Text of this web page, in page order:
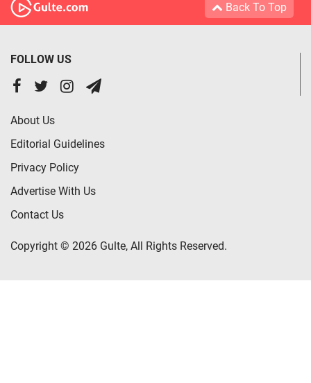
Back To Top
FOLLOW US
About Us
Editorial Guidelines
Privacy Policy
Advertise With Us
Contact Us
Copyright © 2026 Gulte, All Rights Reserved.